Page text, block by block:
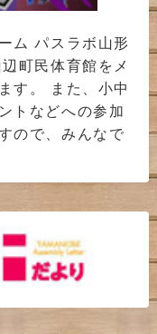
ム パスラボ山形
町民体育館をメ
す。 また、小中
トなどへの参加
ので、みんなで